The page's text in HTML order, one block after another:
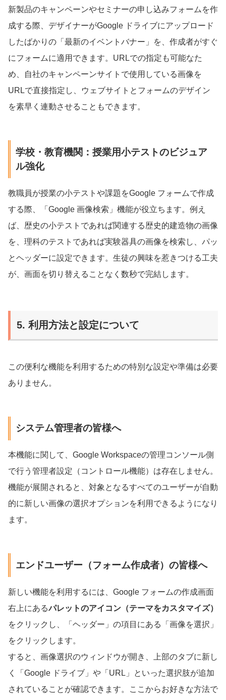
新製品のキャンペーンやセミナーの申し込みフォームを作
成する際、デザイナーがGoogle ドライブにアップロード
したばかりの「最新のイベントバナー」を、作成者がすぐ
にフォームに適用できます。URLでの指定も可能なた
め、自社のキャンペーンサイトで使用している画像を
URLで直接指定し、ウェブサイトとフォームのデザイン
を素早く連動させることもできます。
学校・教育機関：授業用小テストのビジュア
ル強化
教職員が授業の小テストや課題をGoogle フォームで作成
する際、「Google 画像検索」機能が役立ちます。例え
ば、歴史の小テストであれば関連する歴史的建造物の画像
を、理科のテストであれば実験器具の画像を検索し、パッ
とヘッダーに設定できます。生徒の興味を惹きつける工夫
が、画面を切り替えることなく数秒で完結します。
5. 利用方法と設定について
この便利な機能を利用するための特別な設定や準備は必要
ありません。
システム管理者の皆様へ
本機能に関して、Google Workspaceの管理コンソール側
で行う管理者設定（コントロール機能）は存在しません。
機能が展開されると、対象となるすべてのユーザーが自動
的に新しい画像の選択オプションを利用できるようになり
ます。
エンドユーザー（フォーム作成者）の皆様へ
新しい機能を利用するには、Google フォームの作成画面
右上にあるパレットのアイコン（テーマをカスタマイズ）
をクリックし、「ヘッダー」の項目にある「画像を選択」
をクリックします。
すると、画像選択のウィンドウが開き、上部のタブに新し
く「Google ドライブ」や「URL」といった選択肢が追加
されていることが確認できます。ここからお好きな方法で